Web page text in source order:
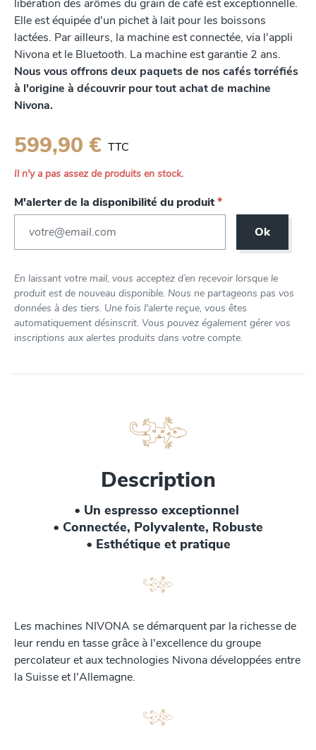
libération des arômes du grain de café est exceptionnelle.
Elle est équipée d'un pichet à lait pour les boissons
lactées. Par ailleurs, la machine est connectée, via l'appli
Nivona et le Bluetooth. La machine est garantie 2 ans.
Nous vous offrons deux paquets de nos cafés torréfiés
à l'origine à découvrir pour tout achat de machine
Nivona.
599,90 € TTC
Il n'y a pas assez de produits en stock.
M'alerter de la disponibilité du produit*
Ok
En laissant votre mail, vous acceptez d’en recevoir lorsque le
produit est de nouveau disponible. Nous ne partageons pas vos
données à des tiers. Une fois l'alerte reçue, vous êtes
automatiquement désinscrit. Vous pouvez également gérer vos
inscriptions aux alertes produits dans votre compte.
Description
• Un espresso exceptionnel
• Connectée, Polyvalente, Robuste
• Esthétique et pratique
Les machines NIVONA se démarquent par la richesse de
leur rendu en tasse grâce à l'excellence du groupe
percolateur et aux technologies Nivona développées entre
la Suisse et l'Allemagne.